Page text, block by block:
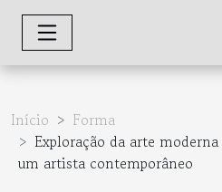
Início
Forma
Exploração da arte
um artista contemporâneo